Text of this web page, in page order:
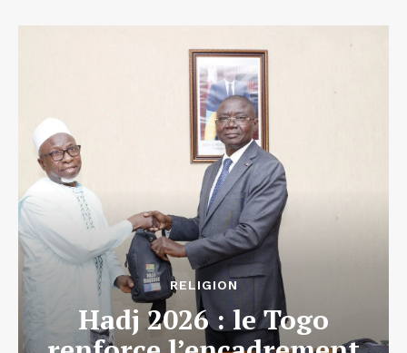
RELIGION
Hadj 2026 : le Togo